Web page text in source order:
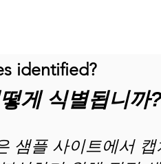
identified?
게 식별됩니까
샘플 사이트에서 캡